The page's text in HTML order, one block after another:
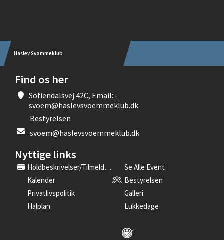
Haslev Svømmeklub
Find os her
Sofiendalsvej 42C, Email: -
svoem@haslevsvoemmeklub.dk
Bestyrelsen
svoem@haslevsvoemmeklub.dk
Nyttige links
Holdbeskrivelser/tilmelding
Se Alle Event
Kalender
Bestyrelsen
Privatlivspolitik
Galleri
Halplan
Lukkedage